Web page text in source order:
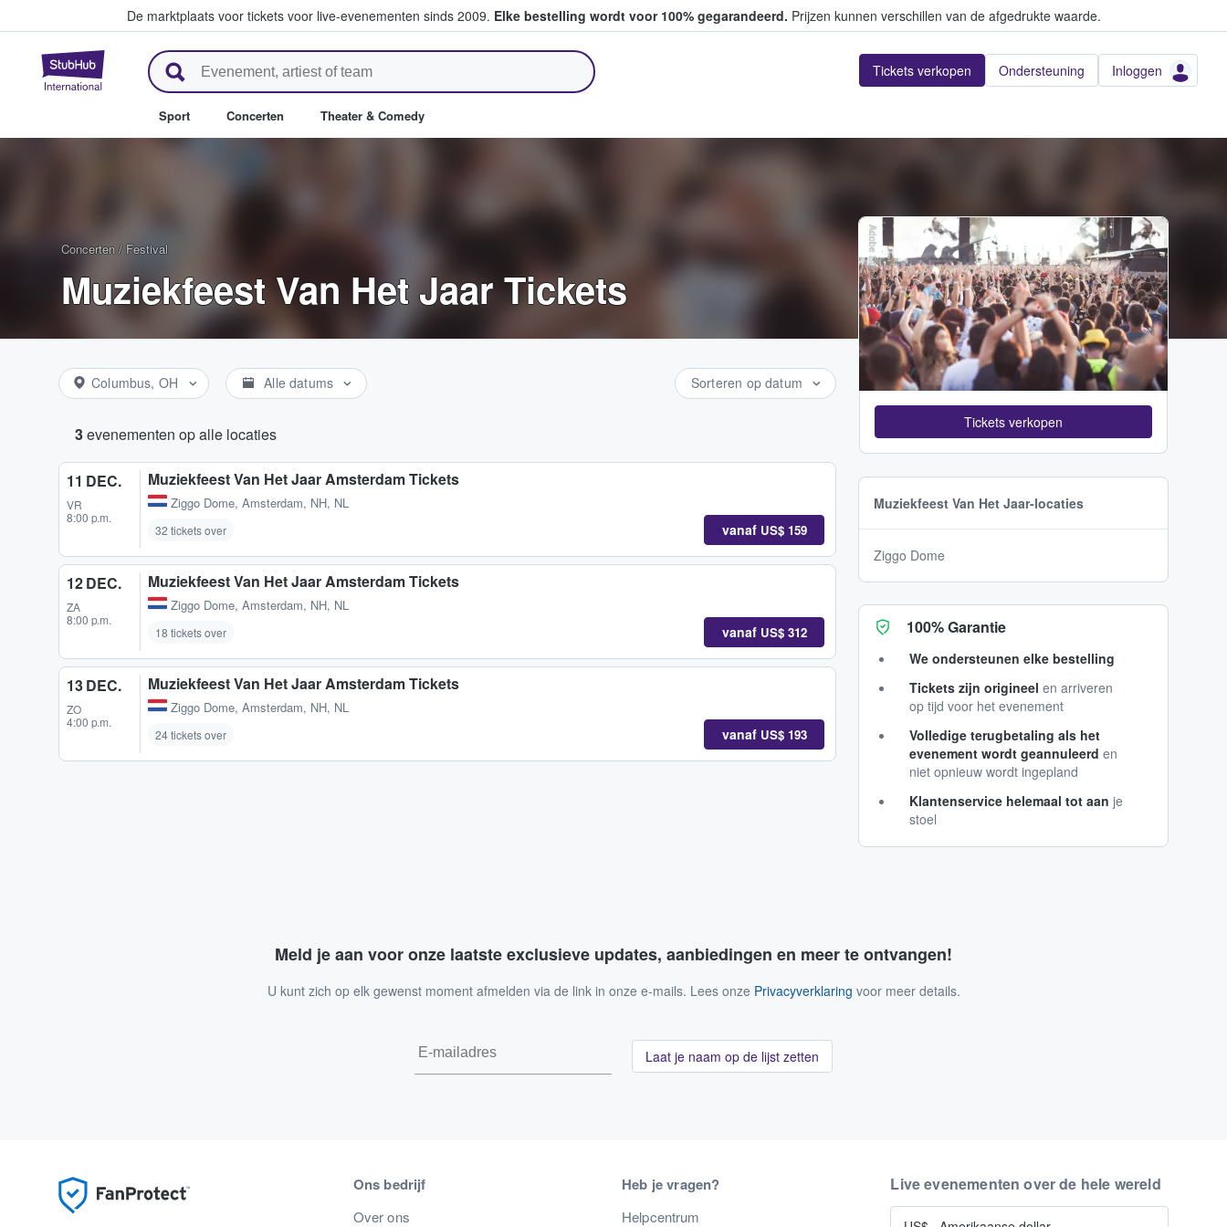
De marktplaats voor tickets voor live-evenementen sinds 2009. Elke bestelling wordt voor 100% gegarandeerd. Prijzen kunnen verschillen van de afgedrukte waarde.
StubHub: waar fans tickets kopen en verkopen Tickets verkopen Ondersteuning Inloggen
Sport Concerten Theater & Comedy
Concerten / Festival
Muziekfeest Van Het Jaar Tickets
Columbus, OH Alle datums Sorteren op datum
3evenementen op alle locaties
11 DEC.
VR
8:00 p.m.
Muziekfeest Van Het Jaar Amsterdam Tickets
Ziggo Dome, Amsterdam, NH, NL
32 tickets over vanaf US$ 159
12 DEC.
ZA
8:00 p.m.
Muziekfeest Van Het Jaar Amsterdam Tickets
Ziggo Dome, Amsterdam, NH, NL
18 tickets over vanaf US$ 312
13 DEC.
ZO
4:00 p.m.
Muziekfeest Van Het Jaar Amsterdam Tickets
Ziggo Dome, Amsterdam, NH, NL
24 tickets over vanaf US$ 193
Adobe Stock
Tickets verkopen
Muziekfeest Van Het Jaar-locaties
Ziggo Dome
100% Garantie
We ondersteunen elke bestelling
Tickets zijn origineel en arriveren
op tijd voor het evenement
Volledige terugbetaling als het
evenement wordt geannuleerd en
niet opnieuw wordt ingepland
Klantenservice helemaal tot aan je
stoel
Meld je aan voor onze laatste exclusieve updates, aanbiedingen en meer te ontvangen!
U kunt zich op elk gewenst moment afmelden via de link in onze e-mails. Lees onze Privacyverklaring voor meer details.
Laat je naam op de lijst zetten
Ons bedrijf
Over ons
Heb je vragen?
Helpcentrum
Live evenementen over de hele wereld